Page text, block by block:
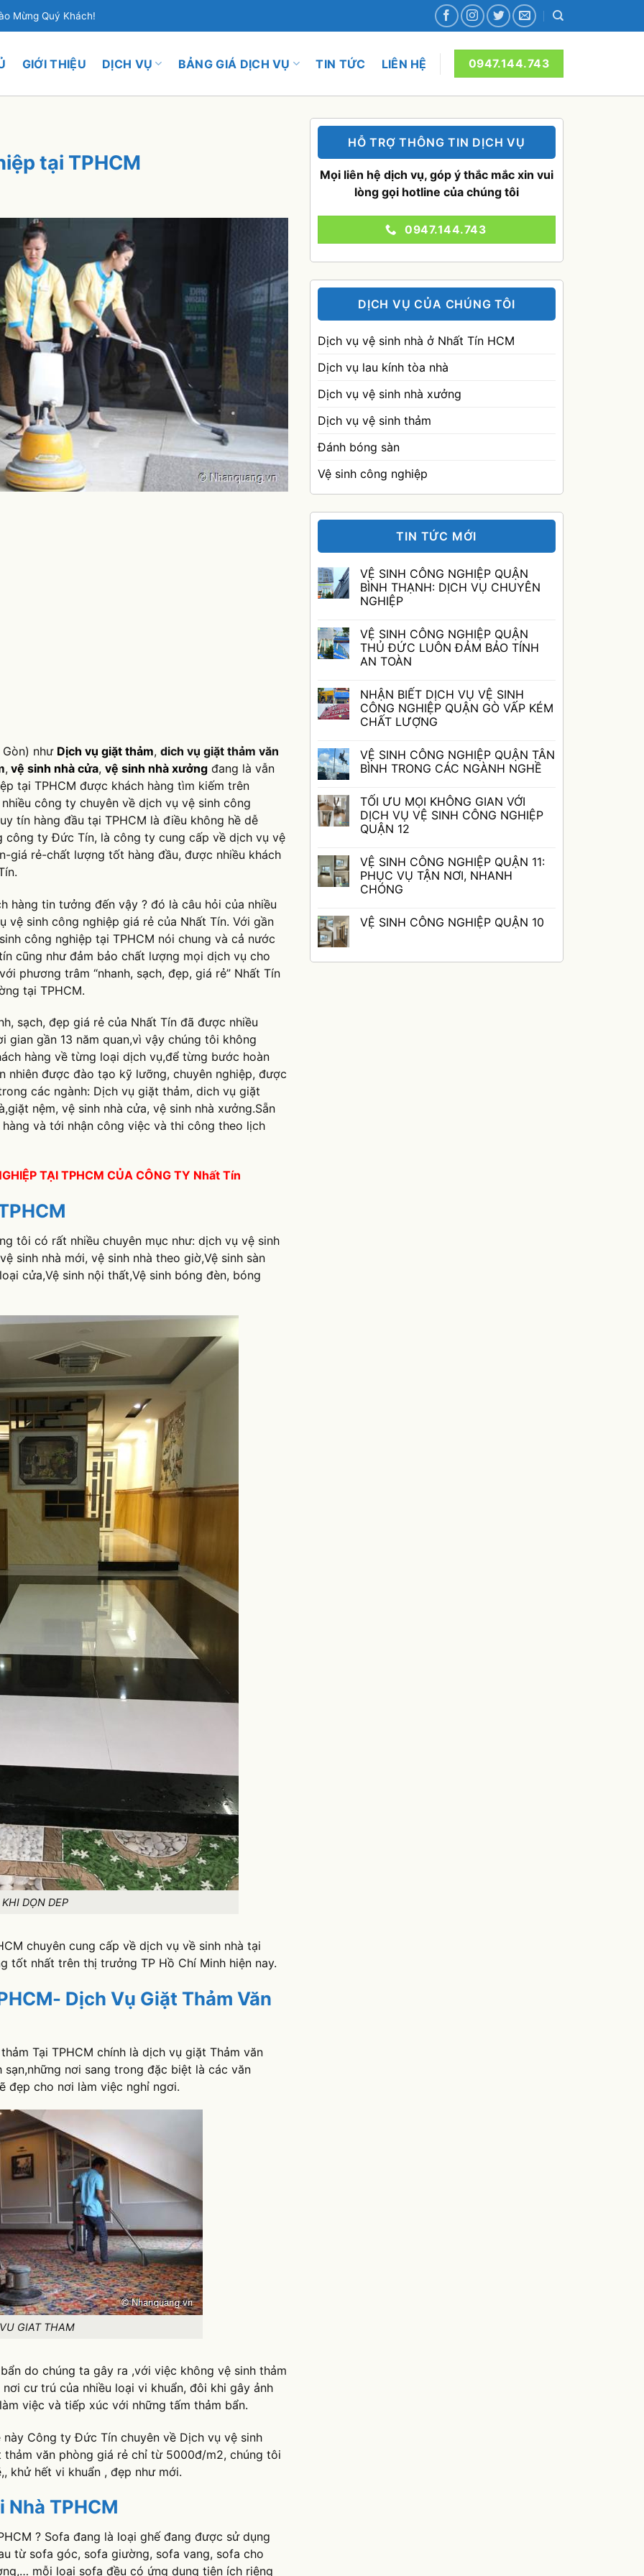
Mừng Quý Khách!
GIỚI THIỆU DỊCH VỤ BẢNG GIÁ DỊCH VỤ TIN TỨC LIÊN HỆ 0947.144.743
tại TPHCM
như Dịch vụ giặt thảm, dich vụ giặt thảm văn
, vệ sinh nhà cửa, vệ sinh nhà xưởng đang là vẫn
tại TPHCM được khách hàng tìm kiếm trên
công ty chuyên về dịch vụ vệ sinh công
tín hàng đầu tại TPHCM là điều không hề dễ
công ty Đức Tín, là công ty cung cấp về dịch vụ vệ
giá rẻ-chất lượng tốt hàng đầu, được nhiều khách
hàng tin tưởng đến vậy ? đó là câu hỏi của nhiều
vệ sinh công nghiệp giá rẻ của Nhất Tín. Với gần
công nghiệp tại TPHCM nói chung và cả nước
cũng như đảm bảo chất lượng mọi dịch vụ cho
phương trâm “nhanh, sạch, đẹp, giá rẻ” Nhất Tín
tại TPHCM.
sạch, đẹp giá rẻ của Nhất Tín đã được nhiều
gần 13 năm quan,vì vậy chúng tôi không
hàng về từng loại dịch vụ,để từng bước hoàn
nhiên được đào tạo kỹ lưỡng, chuyên nghiệp, được
các ngành: Dịch vụ giặt thảm, dich vụ giặt
nệm, vệ sinh nhà cửa, vệ sinh nhà xưởng.Sẵn
và tới nhận công việc và thi công theo lịch
TẠI TPHCM CỦA CÔNG TY Nhất Tín
tôi có rất nhiều chuyên mục như: dịch vụ vệ sinh
sinh nhà mới, vệ sinh nhà theo giờ,Vệ sinh sàn
cửa,Vệ sinh nội thất,Vệ sinh bóng đèn, bóng
DỌN DEP
chuyên cung cấp về dịch vụ về sinh nhà tại
tốt nhất trên thị trưởng TP Hồ Chí Minh hiện nay.
Dịch Vụ Giặt Thảm Văn
Tại TPHCM chính là dịch vụ giặt Thảm văn
nơi sang trong đặc biệt là các văn
đẹp cho nơi làm việc nghỉ ngơi.
GIAT THAM
do chúng ta gây ra ,với việc không vệ sinh thảm
cư trú của nhiều loại vi khuẩn, đôi khi gây ảnh
việc và tiếp xúc với những tấm thảm bẩn.
Công ty Đức Tín chuyên về Dịch vụ vệ sinh
văn phòng giá rẻ chỉ từ 5000đ/m2, chúng tôi
khử hết vi khuẩn , đẹp như mới.
Nhà TPHCM
? Sofa đang là loại ghế đang được sử dụng
từ sofa góc, sofa giường, sofa vang, sofa cho
mỗi loại sofa đều có ứng dụng tiện ích riêng
HỖ TRỢ THÔNG TIN DỊCH VỤ
Mọi liên hệ dịch vụ, góp ý thắc mắc xin vui
lòng gọi hotline của chúng tôi
0947.144.743
DỊCH VỤ CỦA CHÚNG TÔI
Dịch vụ vệ sinh nhà ở Nhất Tín HCM
Dịch vụ lau kính tòa nhà
Dịch vụ vệ sinh nhà xưởng
Dịch vụ vệ sinh thảm
Đánh bóng sàn
Vệ sinh công nghiệp
TIN TỨC MỚI
VỆ SINH CÔNG NGHIỆP QUẬN
BÌNH THẠNH: DỊCH VỤ CHUYÊN
NGHIỆP
bình
luận
ở
VỆ
NGHIỆP
QUẬN
BÌNH
THẠNH:
DỊCH
CHUYÊN
NGHIỆP
VỆ SINH CÔNG NGHIỆP QUẬN
THỦ ĐỨC LUÔN ĐẢM BẢO TÍNH
AN TOÀN
bình
luận
ở
VỆ
NGHIỆP
QUẬN
THỦ
ĐẢM
BẢO
TÍNH
AN
TOÀN
NHẬN BIẾT DỊCH VỤ VỆ SINH
CÔNG NGHIỆP QUẬN GÒ VẤP KÉM
CHẤT LƯỢNG
bình
luận
ở
BIẾT
DỊCH
VỤ
VỆ
SINH
QUẬN
GÒ
VẤP
KÉM
CHẤT
VỆ SINH CÔNG NGHIỆP QUẬN TÂN
BÌNH TRONG CÁC NGÀNH NGHỀ
bình
luận
ở
VỆ
NGHIỆP
QUẬN
TÂN
BÌNH
TRONG
NGÀNH
NGHỀ
TỐI ƯU MỌI KHÔNG GIAN VỚI
DỊCH VỤ VỆ SINH CÔNG NGHIỆP
QUẬN 12
bình
luận
ở
TỐI
KHÔNG
GIAN
VỆ SINH CÔNG NGHIỆP QUẬN 11:
PHỤC VỤ TẬN NƠI, NHANH
CHÓNG
bình
SINH
VỆ SINH CÔNG NGHIỆP QUẬN 10